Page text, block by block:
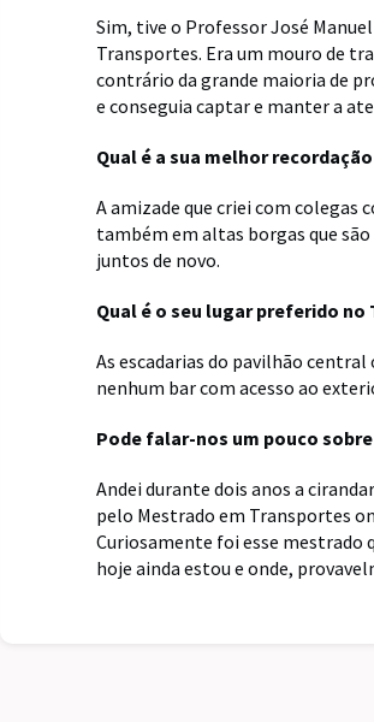
Sim, tive o Professor José
Transportes. Era um mouro de
contrário da grande maioria de
e conseguia captar e manter a
Qual é a sua melhor
A amizade que criei com colegas
também em altas borgas que
juntos de novo.
Qual é o seu lugar preferido no
As escadarias do pavilhão
nenhum bar com acesso ao
Pode falar-nos um pouco
Andei durante dois anos a
pelo Mestrado em Transportes
Curiosamente foi esse mestrado
hoje ainda estou e onde,